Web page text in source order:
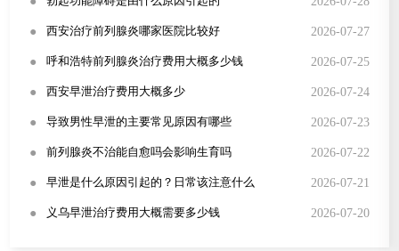
● 西安治疗前列腺炎哪家医院比较好 2026-07-27
● 呼和浩特前列腺炎治疗费用大概多少钱 2026-07-25
● 西安早泄治疗费用大概多少 2026-07-24
● 导致男性早泄的主要常见原因有哪些 2026-07-23
● 前列腺炎不治能自愈吗会影响生育吗 2026-07-22
● 早泄是什么原因引起的？日常该注意什么 2026-07-21
● 义乌早泄治疗费用大概需要多少钱 2026-07-20